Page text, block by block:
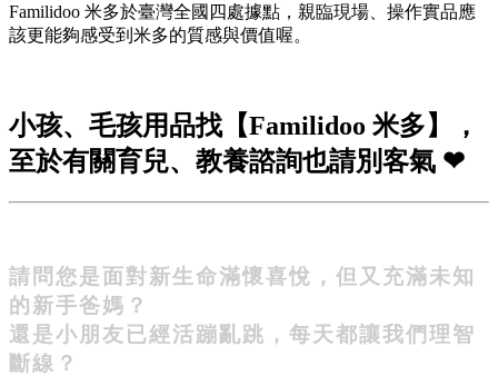
Familidoo 米多於臺灣全國四處據點，親臨現場、操作實品應
該更能夠感受到米多的質感與價值喔。
小孩、毛孩用品找【Familidoo 米多】，
至於有關育兒、教養諮詢也請別客氣 ❤
請問您是面對新生命滿懷喜悅，但又充滿未知
的新手爸媽？
還是小朋友已經活蹦亂跳，每天都讓我們理智
斷線？